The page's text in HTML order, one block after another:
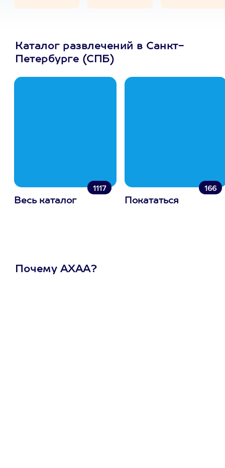
Каталог развлечений в Санкт-
Петербурге (СПБ)
1117
Весь каталог
166
Покататься
Почему АХАА?